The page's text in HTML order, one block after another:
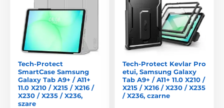
Tech-Protect
SmartCase Samsung
Galaxy Tab A9+ / A11+
11.0 X210 / X215 / X216 /
X230 / X235 / X236,
szare
Tech-Protect Kevlar Pro
etui, Samsung Galaxy
Tab A9+ / A11+ 11.0 X210 /
X215 / X216 / X230 / X235
/ X236, czarne